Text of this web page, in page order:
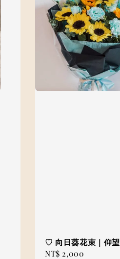
♡ 向日葵花束｜仰望
Regular
NT$ 2,000